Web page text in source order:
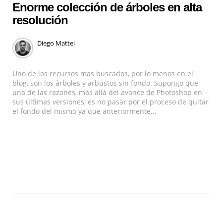
Enorme colección de árboles en alta
resolución
Diego Mattei
Uno de los recursos mas buscados, por lo menos en el
blog, son los árboles y arbustos sin fondo. Supongo que
una de las razones, mas allá del avance de Photoshop en
sus últimas versiones, es no pasar por el proceso de quitar
el fondo del mismo ya que anteriormente...